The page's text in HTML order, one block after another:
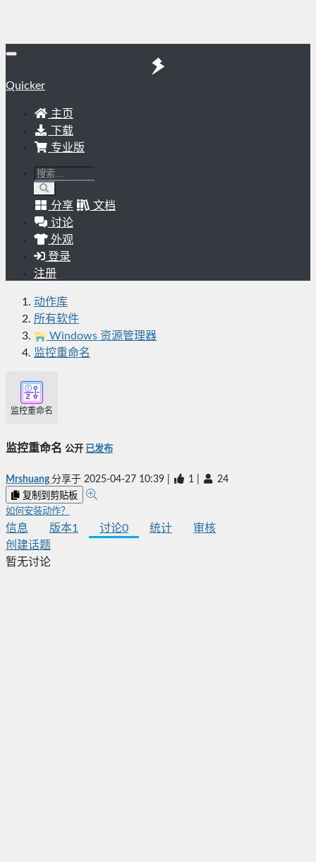
Quicker
主页
下载
专业版
分享
文档
讨论
外观
登录
注册
动作库
所有软件
Windows 资源管理器
监控重命名
监控重命名
监控重命名 公开 已发布
Mrshuang分享于 2025-04-27 10:39 1 24
复制到剪贴板
如何安装动作？
信息 版本1 讨论0 统计
审核
创建话题
暂无讨论